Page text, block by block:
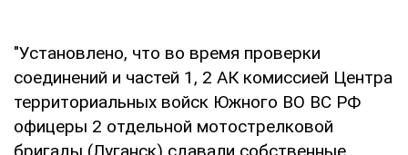
"Установлено, что во время проверки
соединений и частей 1, 2 АК комиссией Центра
территориальных войск Южного ВО ВС РФ
офицеры 2 отдельной мотострелковой
бригады (Луганск) сдавали собственные